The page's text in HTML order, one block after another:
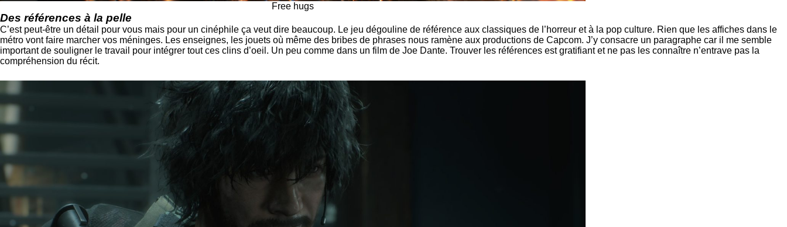
Free hugs
Des références à la pelle
C’est peut-être un détail pour vous mais pour un cinéphile ça veut dire beaucoup. Le jeu dégouline de référence aux classiques de l’horreur et à la pop culture. Rien que les affiches dans le
métro vont faire marcher vos méninges. Les enseignes, les jouets où même des bribes de phrases nous ramène aux productions de Capcom. J’y consacre un paragraphe car il me semble
important de souligner le travail pour intégrer tout ces clins d’oeil. Un peu comme dans un film de Joe Dante. Trouver les références est gratifiant et ne pas les connaître n’entrave pas la
compréhension du récit.